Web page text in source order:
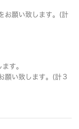
お願い致します。(計
す。
願い致します。(計３